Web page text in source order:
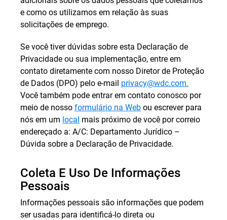
e como os utilizamos em relação às suas
solicitações de emprego.
Se você tiver dúvidas sobre esta Declaração de
Privacidade ou sua implementação, entre em
contato diretamente com nosso Diretor de Proteção
de Dados (DPO) pelo e-mail privacy@wdc.com.
Você também pode entrar em contato conosco por
meio de nosso formulário na Web ou escrever para
nós em um local mais próximo de você por correio
endereçado a: A/C: Departamento Jurídico –
Dúvida sobre a Declaração de Privacidade.
Coleta E Uso De Informações
Pessoais
Informações pessoais são informações que podem
ser usadas para identificá-lo direta ou